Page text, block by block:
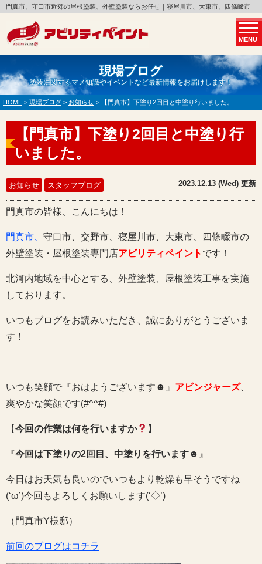
MENU
門真市、守口市近郊の屋根塗装、外壁塗装ならお任せ｜寝屋川市、大東市、四條畷市
現場ブログ
塗装に関するマメ知識やイベントなど最新情報をお届けします！
HOME > 現場ブログ > お知らせ > 【門真市】下塗り2回目と中塗り行いました。
【門真市】下塗り2回目と中塗り行
いました。
お知らせ スタッフブログ 2023.12.13 (Wed) 更新
門真市の皆様、こんにちは！
門真市、 守口市、交野市、寝屋川市、大東市、四條畷市の
外壁塗装・屋根塗装専門店アビリティペイント です！
北河内地域を中心とする、外壁塗装、屋根塗装工事を実施
しております。
いつもブログをお読みいただき、誠にありがとうございま
す！
いつも笑顔で『おはようございます☻』 アビンジャーズ、
爽やかな笑顔です(#^^#)
【今回の作業は何を行いますか 】
『今回は下塗りの2回目、中塗りを行います☻』
今日はお天気も良いのでいつもより乾燥も早そうですね
(‘ω’)今回もよろしくお願いします(‘◇’)ゞ
（門真市Y様邸）
前回のブログはコチラ